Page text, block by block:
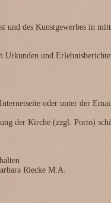
und des Kunstgewerbes in
Urkunden und
oder unter der
der Kirche (zzgl. Porto)
Riecke M.A.